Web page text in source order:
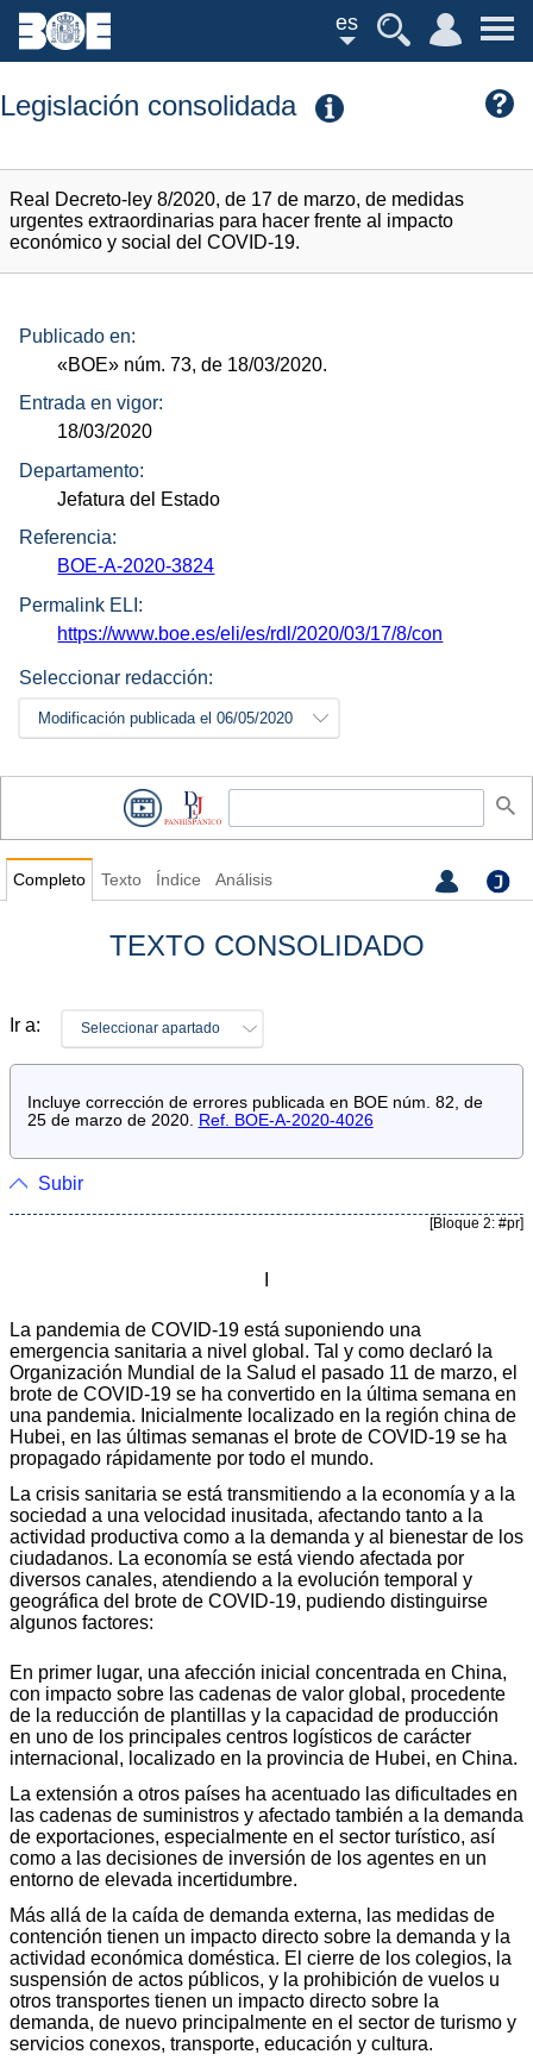
es
Legislación consolidada
Real Decreto-ley 8/2020, de 17 de marzo, de medidas
urgentes extraordinarias para hacer frente al impacto
económico y social del COVID-19.
Publicado en:
«BOE» núm. 73, de 18/03/2020.
Entrada en vigor:
18/03/2020
Departamento:
Jefatura del Estado
Referencia:
BOE-A-2020-3824
Permalink ELI:
https://www.boe.es/eli/es/rdl/2020/03/17/8/con
Seleccionar redacción:
Modificación publicada el 06/05/2020
Completo Texto Índice Análisis
TEXTO CONSOLIDADO
Ir a: Seleccionar apartado
Incluye corrección de errores publicada en BOE núm. 82, de
25 de marzo de 2020.
Ref. BOE-A-2020-4026
Subir
[Bloque 2: #pr]
La pandemia de COVID-19 está suponiendo una
emergencia sanitaria a nivel global. Tal y como declaró la
Organización Mundial de la Salud el pasado 11 de marzo, el
brote de COVID-19 se ha convertido en la última semana en
una pandemia. Inicialmente localizado en la región china de
Hubei, en las últimas semanas el brote de COVID-19 se ha
propagado rápidamente por todo el mundo.
La crisis sanitaria se está transmitiendo a la economía y a la
sociedad a una velocidad inusitada, afectando tanto a la
actividad productiva como a la demanda y al bienestar de los
ciudadanos. La economía se está viendo afectada por
diversos canales, atendiendo a la evolución temporal y
geográfica del brote de COVID-19, pudiendo distinguirse
algunos factores:
En primer lugar, una afección inicial concentrada en China,
con impacto sobre las cadenas de valor global, procedente
de la reducción de plantillas y la capacidad de producción
en uno de los principales centros logísticos de carácter
internacional, localizado en la provincia de Hubei, en China.
La extensión a otros países ha acentuado las dificultades en
las cadenas de suministros y afectado también a la demanda
de exportaciones, especialmente en el sector turístico, así
como a las decisiones de inversión de los agentes en un
entorno de elevada incertidumbre.
Más allá de la caída de demanda externa, las medidas de
contención tienen un impacto directo sobre la demanda y la
actividad económica doméstica. El cierre de los colegios, la
suspensión de actos públicos, y la prohibición de vuelos u
otros transportes tienen un impacto directo sobre la
demanda, de nuevo principalmente en el sector de turismo y
servicios conexos, transporte, educación y cultura.